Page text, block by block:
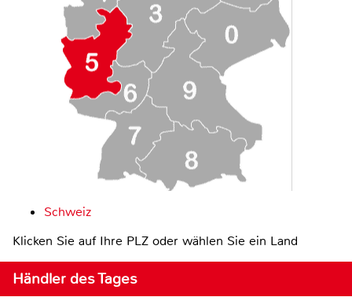
Schweiz
Klicken Sie auf Ihre PLZ oder wählen Sie ein Land
Händler des Tages